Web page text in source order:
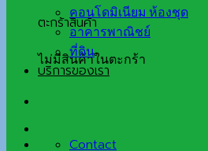
ตะกร้าสินค้า
ไม่มีสินค้าในตะกร้า
คอนโดมิเนียม ห้องชุด
อาคารพาณิชย์
ที่ดิน
บริการของเรา
Contact